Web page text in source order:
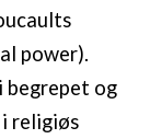
power).
begrepet og
religiøs